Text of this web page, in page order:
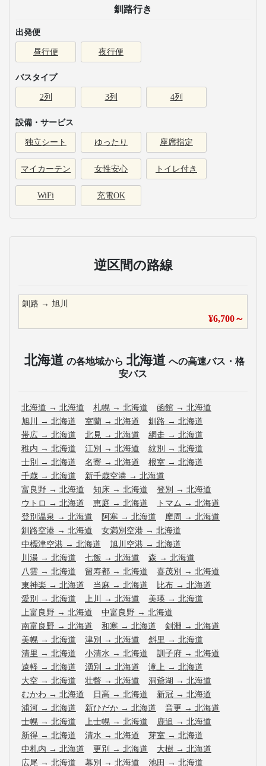
釧路行き
出発便
昼行便 夜行便
バスタイプ
2列 3列 4列
設備・サービス
独立シート ゆったり 座席指定
マイカーテン 女性安心 トイレ付き
WiFi 充電OK
逆区間の路線
釧路 → 旭川
¥6,700～
北海道 の各地域から 北海道 への高速バス・格
安バス
北海道 → 北海道 札幌 → 北海道 函館 → 北海道
旭川
→ 北海道 室蘭 → 北海道 釧路 → 北海道
帯広 → 北海道 北見 → 北海道 網走 → 北海道
稚内 → 北海道 江別 → 北海道 紋別 → 北海道
士別 → 北海道 名寄 → 北海道 根室 → 北海道
千歳 → 北海道 新千歳空港 → 北海道
富良野 → 北海道 知床 → 北海道 登別 → 北海道
ウトロ → 北海道 恵庭 → 北海道 トマム → 北海道
登別温泉 → 北海道 阿寒 → 北海道 摩周 → 北海道
釧路空港 → 北海道 女満別空港 → 北海道
中標津空港 → 北海道 旭川空港 → 北海道
川湯 → 北海道 七飯 → 北海道 森 → 北海道
八雲 → 北海道 留寿都 → 北海道 喜茂別 → 北海道
東神楽 → 北海道 当麻 → 北海道 比布 → 北海道
愛別 → 北海道 上川 → 北海道 美瑛 → 北海道
上富良野 → 北海道 中富良野 → 北海道
南富良野 → 北海道 和寒 → 北海道 剣淵 → 北海道
美幌 → 北海道 津別 → 北海道 斜里 → 北海道
清里 → 北海道 小清水 → 北海道 訓子府 → 北海道
遠軽 → 北海道 湧別 → 北海道 滝上 → 北海道
大空 → 北海道 壮瞥 → 北海道 洞爺湖 → 北海道
むかわ → 北海道 日高 → 北海道 新冠 → 北海道
浦河 → 北海道 新ひだか → 北海道 音更 → 北海道
士幌 → 北海道 上士幌 → 北海道 鹿追 → 北海道
新得 → 北海道 清水 → 北海道 芽室 → 北海道
中札内 → 北海道 更別 → 北海道 大樹 → 北海道
広尾 → 北海道 幕別 → 北海道 池田 → 北海道